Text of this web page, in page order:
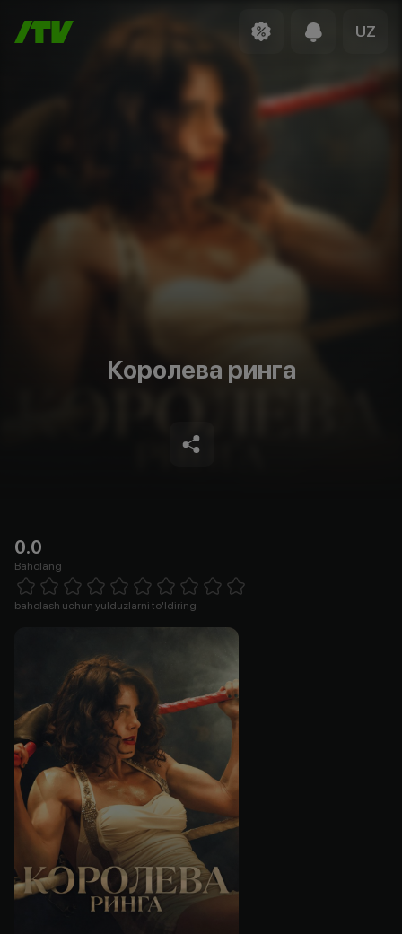
UZ
Королева ринга
0.0
Baholang
1 Star 2 Stars 3 Stars 4 Stars5 Stars 6 Stars7 Stars8 Stars
baholash uchun yulduzlarni to'ldiring